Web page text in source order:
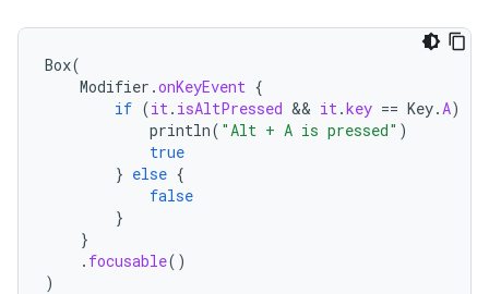
Box(
Modifier .onKeyEvent {
if (it. isAltPressed && it.key == Key.A)
println( "Alt + A is pressed" )
true
} else {
false
}
}
. focusable()
)